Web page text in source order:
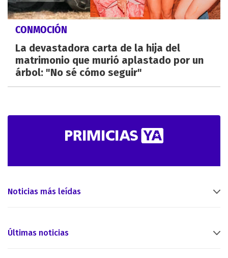
CONMOCIÓN
La devastadora carta de la hija del
matrimonio que murió aplastado por un
árbol: "No sé cómo seguir"
Noticias más leídas
Últimas noticias